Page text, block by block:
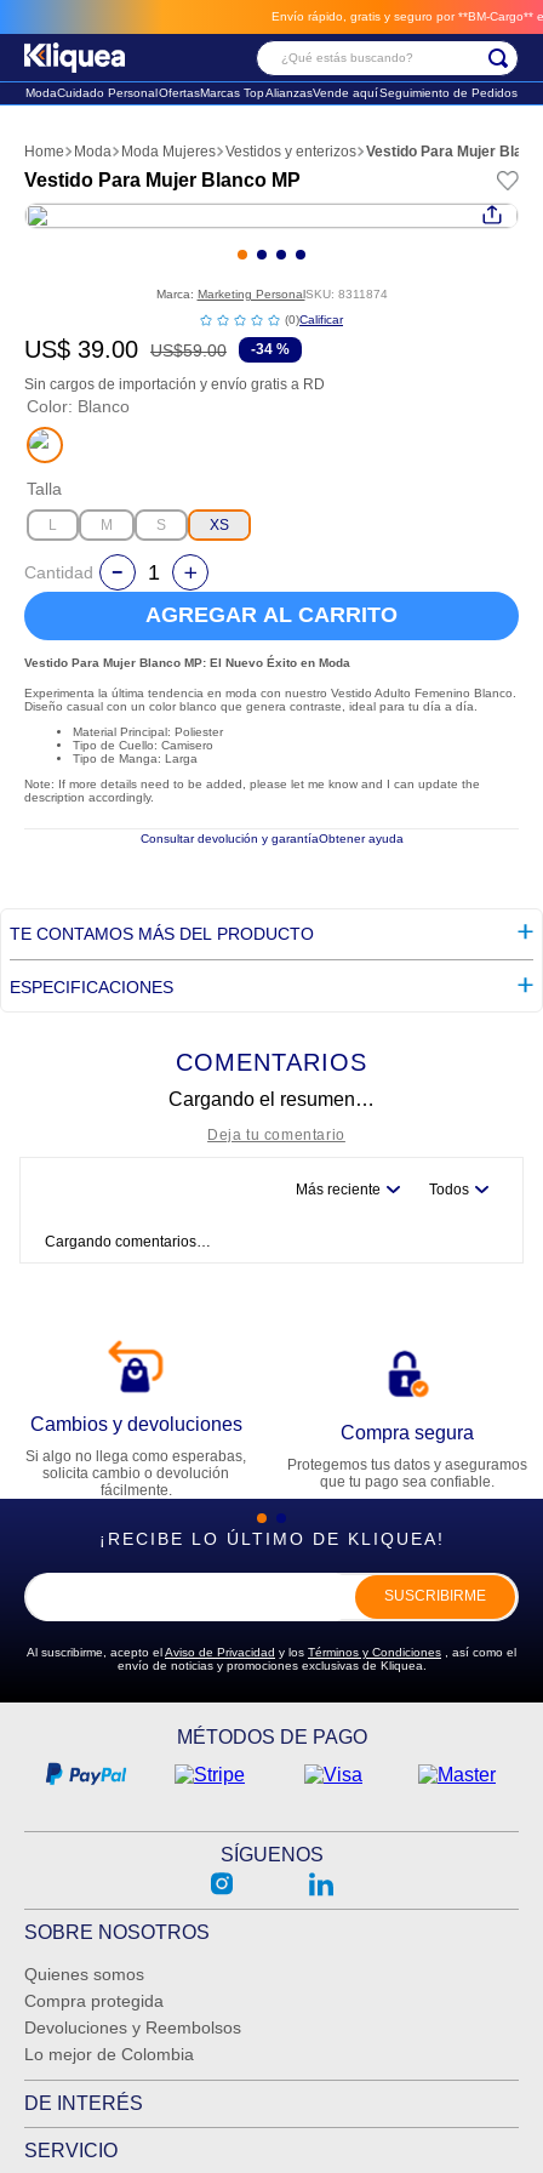
Envío rápido, gratis y seguro por **BM-Cargo** envios a través de BM-
¿Qué estás buscando?
ModaCuidado PersonalOfertasMarcas TopAlianzasVende aquíSeguimiento de Pedidos
Moda Moda Mujeres Vestidos y enterizos Vestido Para Mujer
Vestido Para Mujer Blanco MP
Marca: Marketing PersonalSKU: 8311874
☆☆☆☆☆
(0)
US$ 39.00 US$59.00 -34 %
Sin cargos de importación y envío gratis a RD
Color: Blanco
Talla
L M S XS
Cantidad
AGREGAR AL CARRITO
Vestido Para Mujer Blanco MP: El Nuevo Éxito en Moda
Experimenta la última tendencia en moda con nuestro Vestido Adulto Femenino Blanco.
Diseño casual con un color blanco que genera contraste, ideal para tu día a día.
Material Principal: Poliester
Tipo de Cuello: Camisero
Tipo de Manga: Larga
Note: If more details need to be added, please let me know and I can update the
description accordingly.
Consultar devolución y garantíaObtener ayuda
TE CONTAMOS MÁS DEL PRODUCTO
ESPECIFICACIONES
COMENTARIOS
Cargando el resumen…
Tu nombre
Dirección de email
ENVIAR COMENTARIO
Más reciente Todos
Cargando comentarios…
Cambios y devoluciones
Si algo no llega como esperabas,
solicita cambio o devolución
fácilmente.
Compra segura
Protegemos tus datos y aseguramos
que tu pago sea confiable.
¡RECIBE LO ÚLTIMO DE KLIQUEA!
SUSCRIBIRME
Al suscribirme, acepto elAviso de Privacidad y los Términos y Condiciones , así como el
envío de noticias y promociones exclusivas de Kliquea.
MÉTODOS DE PAGO
SÍGUENOS
SOBRE NOSOTROS
Quienes somos
Compra protegida
Devoluciones y Reembolsos
Lo mejor de Colombia
DE INTERÉS
SERVICIO
2. sandalia